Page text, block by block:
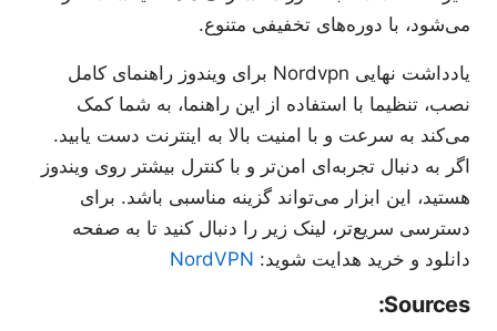
می‌شود، با دوره‌های تخفیفی متنوع.
یادداشت نهایی Nordvpn برای ویندوز راهنمای کامل
نصب، تنظیما با استفاده از این راهنما، به شما کمک
می‌کند به سرعت و با امنیت بالا به اینترنت دست یابید.
اگر به دنبال تجربه‌ای امن‌تر و با کنترل بیشتر روی ویندوز
هستید، این ابزار می‌تواند گزینه مناسبی باشد. برای
دسترسی سریع‌تر، لینک زیر را دنبال کنید تا به صفحه
دانلود و خرید هدایت شوید: NordVPN
Sources: